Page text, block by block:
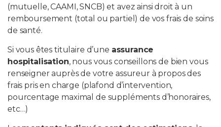
HUmani
JOBS ET STAGES
AUDITOIRES
(mutuelle, CAAMI, SNCB) et avez ainsi droit à un
remboursement (total ou partiel) de vos frais de soins
de santé.
Si vous êtes titulaire d’une assurance
hospitalisation, nous vous conseillons de bien vous
renseigner auprès de votre assureur à propos des
frais pris en charge (plafond d’intervention,
pourcentage maximal de suppléments d’honoraires,
etc…)